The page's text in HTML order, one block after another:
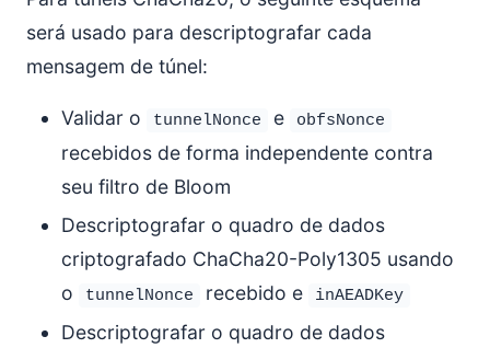
será usado para descriptografar cada
mensagem de túnel:
Validar o tunnelNonce e obfsNonce
recebidos de forma independente contra
seu filtro de Bloom
Descriptografar o quadro de dados
criptografado ChaCha20-Poly1305 usando
o
tunnelNonce recebido e inAEADKey
Descriptografar o quadro de dados